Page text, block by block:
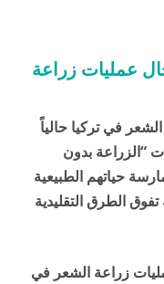
عمليات زراعة
في تركيا حالياً
“الزراعة بدون
حياتهم الطبيعية
الطرق التقليدية
زراعة الشعر في